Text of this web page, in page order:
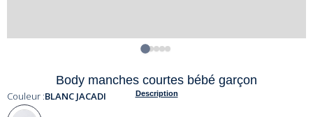
Body manches courtes bébé garçon
Description
Couleur :BLANC JACADI